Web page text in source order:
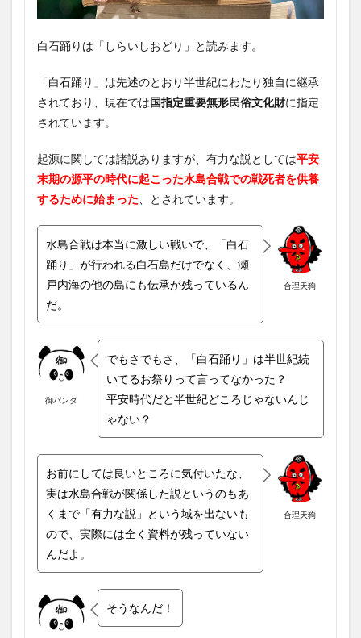
白石踊りは「しらいしおどり」と読みます。
「白石踊り」は先述のとおり半世紀にわたり独自に継承
されており、現在では国指定重要無形民俗文化財に指定
されています。
起源に関しては諸説ありますが、有力な説としては平安
末期の源平の時代に起こった水島合戦での戦死者を供養
するために始まった、とされています。
合理天狗
水島合戦は本当に激しい戦いで、「白石
踊り」が行われる白石島だけでなく、瀬
戸内海の他の島にも伝承が残っているん
だ。
御パンダ
でもさでもさ、「白石踊り」は半世紀続
いてるお祭りって言ってなかった？
平安時代だと半世紀どころじゃないんじ
ゃない？
合理天狗
お前にしては良いところに気付いたな、
実は水島合戦が関係した説というのもあ
くまで「有力な説」という域を出ないも
ので、実際には全く資料が残っていない
んだよ。
そうなんだ！